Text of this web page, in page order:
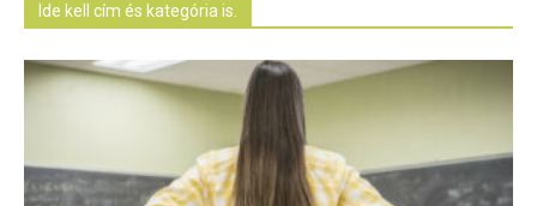
Ide kell cím és kategória is.